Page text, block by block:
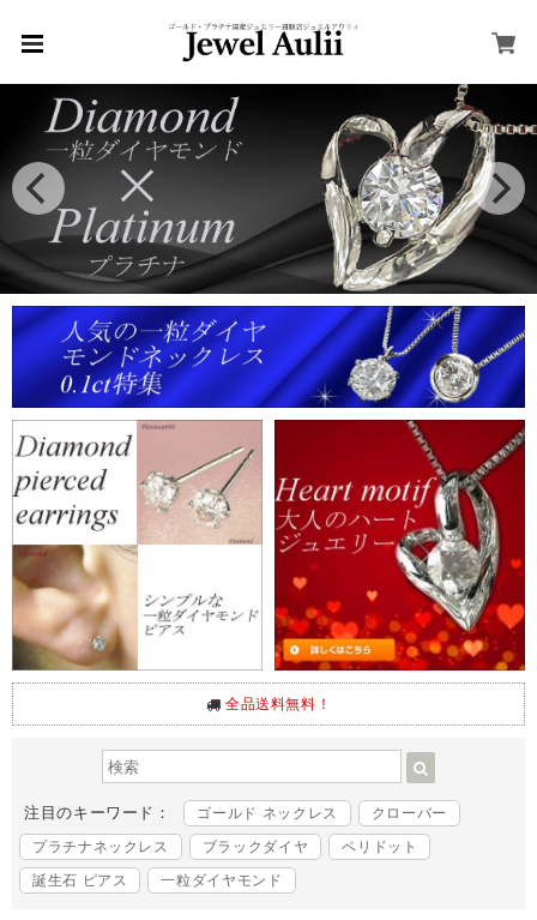
全品送料無料！
注目のキーワード： ゴールド ネックレス
クローバー
プラチナネックレス
ブラックダイヤ
ペリドット
誕生石 ピアス
一粒ダイヤモンド